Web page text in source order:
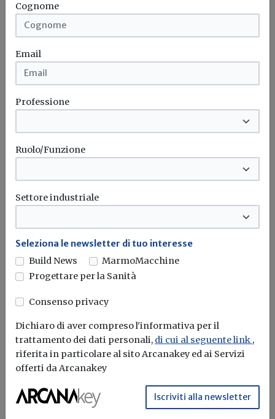
Idrogeno verde, una soluzione per
l'energia del futuro. Ma oggi è ancora
L'obiettivo crescita sostenibile è raggiungibile
attraverso l'utilizzo dell'idrogeno verde. Ma al
momento...
Bonus elettrodomestici green,
spunta il nuovo contributo per
rendere la casa più efficiente
Il governo ha allo studio l'introduzione di un nuovo
bonus elettrodomestici, che...
Potrebbe interessarti
Pavimenti e rivestimenti
Atypic Rewind, il fondo removibile per
frequentemente il colore delle pareti...
MaxMeyer Pareti Cartongesso
Pavimenti e rivestimenti
Cognome
Email
Professione
Ruolo/Funzione
Settore industriale
Seleziona le newsletter di tuo interesse
Build News
MarmoMacchine
Progettare per la Sanità
Consenso privacy
Dichiaro di aver compreso l'informativa per il
trattamento dei dati personali, di cui al seguente link ,
riferita in particolare al sito Arcanakey ed ai Servizi
offerti da Arcanakey
Iscriviti alla newsletter